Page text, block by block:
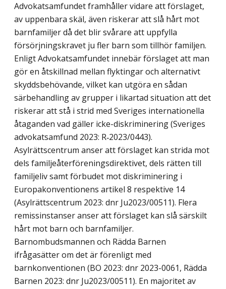
Advokatsamfundet framhåller vidare att förslaget,
av uppenbara skäl, även riskerar att slå hårt mot
barnfamiljer då det blir svårare att uppfylla
försörjningskravet ju fler barn som tillhör familjen.
Enligt Advokatsamfundet innebär förslaget att man
gör en åtskillnad mellan flyktingar och alternativt
skydds­behövande, vilket kan utgöra en sådan
särbehandling av grupper i likartad situation att det
riskerar att stå i strid med Sveriges internationella
åtaganden vad gäller icke-diskriminering (Sveriges
advokatsamfund 2023: R‑2023/0443).
Asylrättscentrum anser att förslaget kan strida mot
dels familjeåterföreningsdirektivet, dels rätten till
familjeliv samt förbudet mot diskriminering i
Europakonventionens artikel 8 respektive 14
(Asylrättscentrum 2023: dnr Ju2023/00511). Flera
remissinstanser anser att förslaget kan slå särskilt
hårt mot barn och barnfamiljer.
Barnombudsmannen och Rädda Barnen
ifrågasätter om det är förenligt med
barnkonventionen (BO 2023: dnr 2023-0061, Rädda
Barnen 2023: dnr Ju2023/00511). En majoritet av